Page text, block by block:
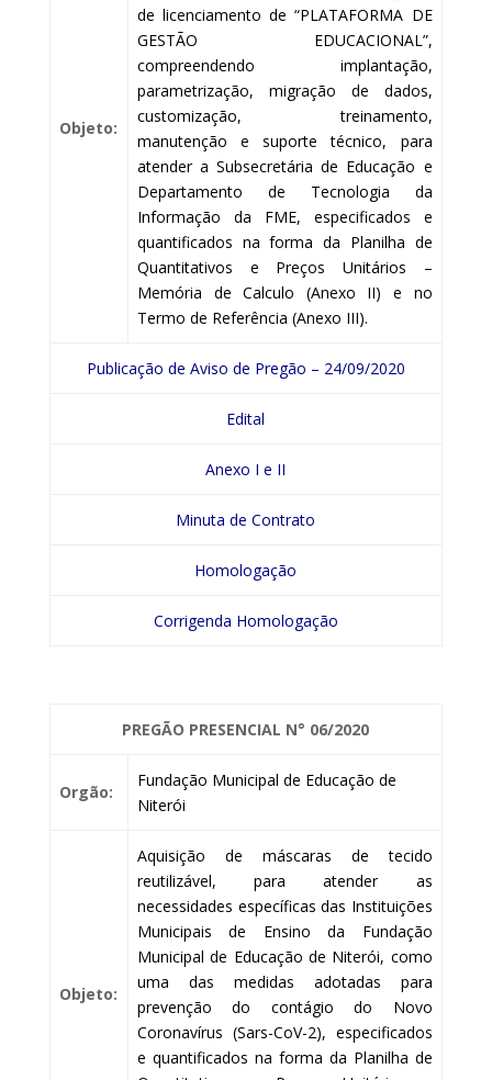
Objeto:
de licenciamento de “PLATAFORMA DE
GESTÃO EDUCACIONAL”,
compreendendo implantação,
parametrização, migração de dados,
customização, treinamento,
manutenção e suporte técnico, para
atender a Subsecretária de Educação e
Departamento de Tecnologia da
Informação da FME, especificados e
quantificados na forma da Planilha de
Quantitativos e Preços Unitários –
Memória de Calculo (Anexo II) e no
Termo de Referência (Anexo III).
Publicação de Aviso de Pregão – 24/09/2020
Edital
Anexo I e II
Minuta de Contrato
Homologação
Corrigenda Homologação
PREGÃO PRESENCIAL N° 06/2020
Orgão:
Fundação Municipal de Educação de
Niterói
Objeto:
Aquisição de máscaras de tecido
reutilizável, para atender as
necessidades específicas das Instituições
Municipais de Ensino da Fundação
Municipal de Educação de Niterói, como
uma das medidas adotadas para
prevenção do contágio do Novo
Coronavírus (Sars-CoV-2), especificados
e quantificados na forma da Planilha de